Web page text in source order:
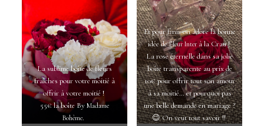
La sublime boîte de fleurs
fraîches pour votre moitié à
offrir à votre moitié !
55€ la boîte ByMadame
Bohème.
Et pour finir on adore la bonne
idée deFleur Interà la Crau !
La rose éternelle dans sa jolie
boîte transparente au prix de
10€ pour offrir tout son amour
à sa moitié… et pourquoi pas
une belle demande en mariage ?
😉 On veut tout savoir !!